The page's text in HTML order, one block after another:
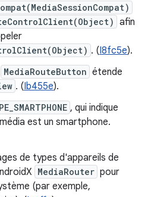
afin
. (I8fc5e).
MediaRouteButton étende
. (Ib455e).
, qui indique
est un smartphone.
de types d'appareils de
MediaRouter pour
(par exemple,